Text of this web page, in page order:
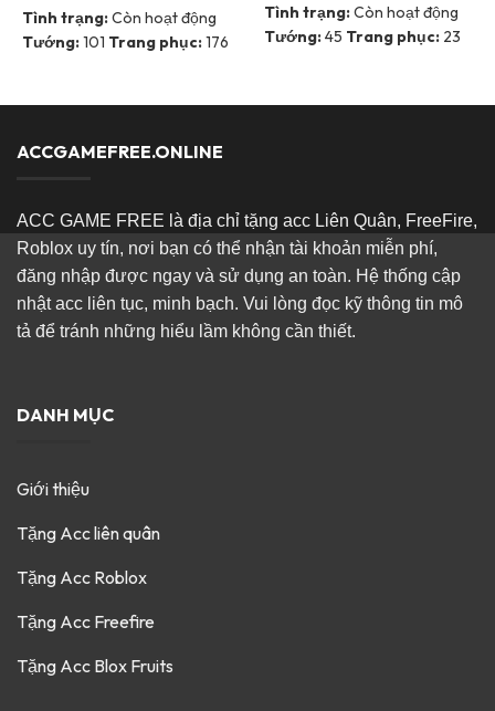
Tình trạng:Còn hoạt động
Tướng:101 Trang phục:176
Tình trạng:Còn hoạt động
Tướng:45 Trang phục:23
ACCGAMEFREE.ONLINE
ACC GAME FREE là địa chỉ tặng acc Liên Quân, FreeFire,
Roblox uy tín, nơi bạn có thể nhận tài khoản miễn phí,
đăng nhập được ngay và sử dụng an toàn. Hệ thống cập
nhật acc liên tục, minh bạch. Vui lòng đọc kỹ thông tin mô
tả để tránh những hiểu lầm không cần thiết.
DANH MỤC
Giới thiệu
Tặng Acc liên quân
Tặng Acc Roblox
Tặng Acc Freefire
Tặng Acc Blox Fruits